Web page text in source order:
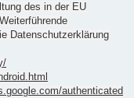
des in der EU
Datenschutzerklärung
authenticated